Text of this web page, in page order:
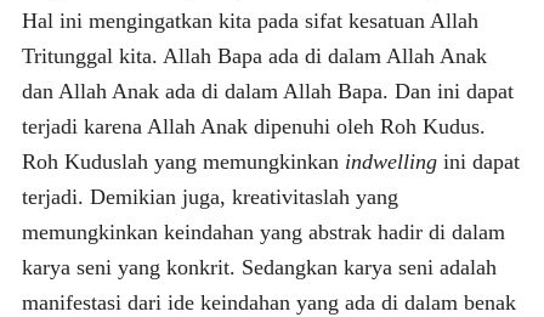
Hal ini mengingatkan kita pada sifat kesatuan Allah
Tritunggal kita. Allah Bapa ada di dalam Allah Anak
dan Allah Anak ada di dalam Allah Bapa. Dan ini dapat
terjadi karena Allah Anak dipenuhi oleh Roh Kudus.
Roh Kuduslah yang memungkinkan indwellingini dapat
terjadi. Demikian juga, kreativitaslah yang
memungkinkan keindahan yang abstrak hadir di dalam
karya seni yang konkrit. Sedangkan karya seni adalah
manifestasi dari ide keindahan yang ada di dalam benak